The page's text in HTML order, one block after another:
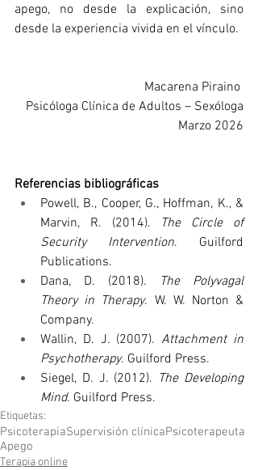
apego, no desde la explicación, sino
desde la experiencia vivida en el vínculo.
Macarena Piraino
Psicóloga Clínica de Adultos – Sexóloga
Marzo 2026
Referencias bibliográficas
Powell, B., Cooper, G., Hoffman, K., &
Marvin, R. (2014).
The Circle of
Security Intervention. Guilford
Publications.
Dana, D. (2018).
The Polyvagal
Theory in Therapy. W. W. Norton &
Company.
Wallin, D. J. (2007). Attachment in
Psychotherapy. Guilford Press.
Siegel, D. J. (2012). The Developing
Mind. Guilford Press.
Etiquetas:
PsicoterapiaSupervisión clínicaPsicoterapeuta
Apego
Terapia online